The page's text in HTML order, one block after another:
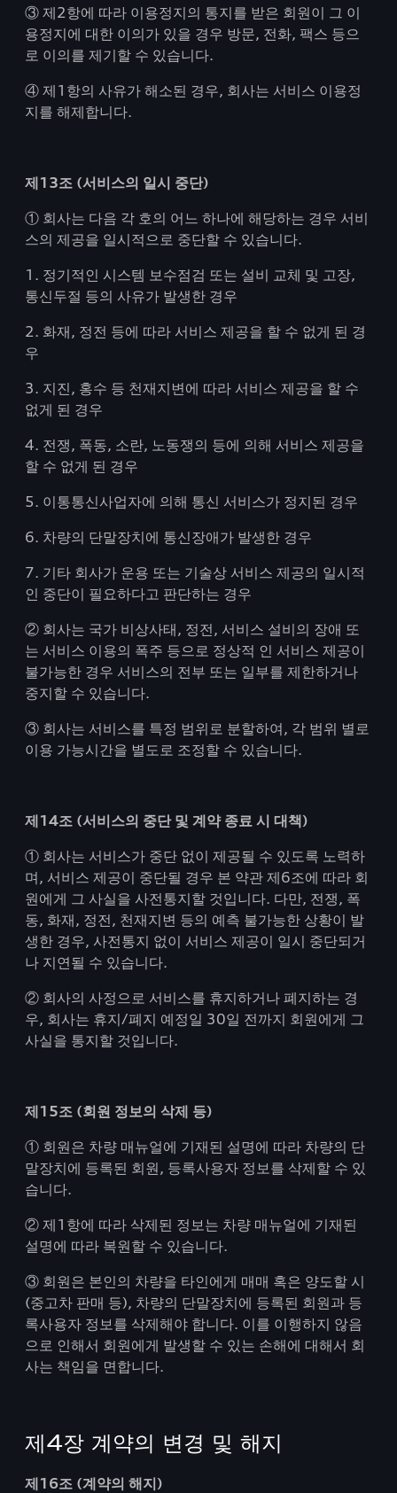
③ 제2항에 따라 이용정지의 통지를 받은 회원이 그 이
용정지에 대한 이의가 있을 경우 방문, 전화, 팩스 등으
로 이의를 제기할 수 있습니다.
④ 제1항의 사유가 해소된 경우, 회사는 서비스 이용정
지를 해제합니다.
제13조 (서비스의 일시 중단)
① 회사는 다음 각 호의 어느 하나에 해당하는 경우 서비
스의 제공을 일시적으로 중단할 수 있습니다.
1. 정기적인 시스템 보수점검 또는 설비 교체 및 고장,
통신두절 등의 사유가 발생한 경우
2. 화재, 정전 등에 따라 서비스 제공을 할 수 없게 된 경
우
3. 지진, 홍수 등 천재지변에 따라 서비스 제공을 할 수
없게 된 경우
4. 전쟁, 폭동, 소란, 노동쟁의 등에 의해 서비스 제공을
할 수 없게 된 경우
5. 이통통신사업자에 의해 통신 서비스가 정지된 경우
6. 차량의 단말장치에 통신장애가 발생한 경우
7. 기타 회사가 운용 또는 기술상 서비스 제공의 일시적
인 중단이 필요하다고 판단하는 경우
② 회사는 국가 비상사태, 정전, 서비스 설비의 장애 또
는 서비스 이용의 폭주 등으로 정상적 인 서비스 제공이
불가능한 경우 서비스의 전부 또는 일부를 제한하거나
중지할 수 있습니다.
③ 회사는 서비스를 특정 범위로 분할하여, 각 범위 별로
이용 가능시간을 별도로 조정할 수 있습니다.
제14조 (서비스의 중단 및 계약 종료 시 대책)
① 회사는 서비스가 중단 없이 제공될 수 있도록 노력하
며, 서비스 제공이 중단될 경우 본 약관 제6조에 따라 회
원에게 그 사실을 사전통지할 것입니다. 다만, 전쟁, 폭
동, 화재, 정전, 천재지변 등의 예측 불가능한 상황이 발
생한 경우, 사전통지 없이 서비스 제공이 일시 중단되거
나 지연될 수 있습니다.
② 회사의 사정으로 서비스를 휴지하거나 폐지하는 경
우, 회사는 휴지/폐지 예정일 30일 전까지 회원에게 그
사실을 통지할 것입니다.
제15조 (회원 정보의 삭제 등)
① 회원은 차량 매뉴얼에 기재된 설명에 따라 차량의 단
말장치에 등록된 회원, 등록사용자 정보를 삭제할 수 있
습니다.
② 제1항에 따라 삭제된 정보는 차량 매뉴얼에 기재된
설명에 따라 복원할 수 있습니다.
③ 회원은 본인의 차량을 타인에게 매매 혹은 양도할 시
(중고차 판매 등), 차량의 단말장치에 등록된 회원과 등
록사용자 정보를 삭제해야 합니다. 이를 이행하지 않음
으로 인해서 회원에게 발생할 수 있는 손해에 대해서 회
사는 책임을 면합니다.
제4장 계약의 변경 및 해지
제16조 (계약의 해지)